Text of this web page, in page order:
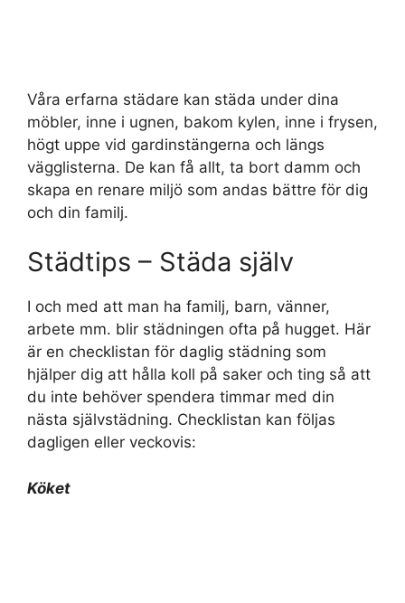
Våra erfarna städare kan städa under dina
möbler, inne i ugnen, bakom kylen, inne i frysen,
högt uppe vid gardinstängerna och längs
vägglisterna. De kan få allt, ta bort damm och
skapa en renare miljö som andas bättre för dig
och din familj.
Städtips – Städa själv
I och med att man ha familj, barn, vänner,
arbete mm. blir städningen ofta på hugget. Här
är en checklistan för daglig städning som
hjälper dig att hålla koll på saker och ting så att
du inte behöver spendera timmar med din
nästa självstädning. Checklistan kan följas
dagligen eller veckovis:
Köket